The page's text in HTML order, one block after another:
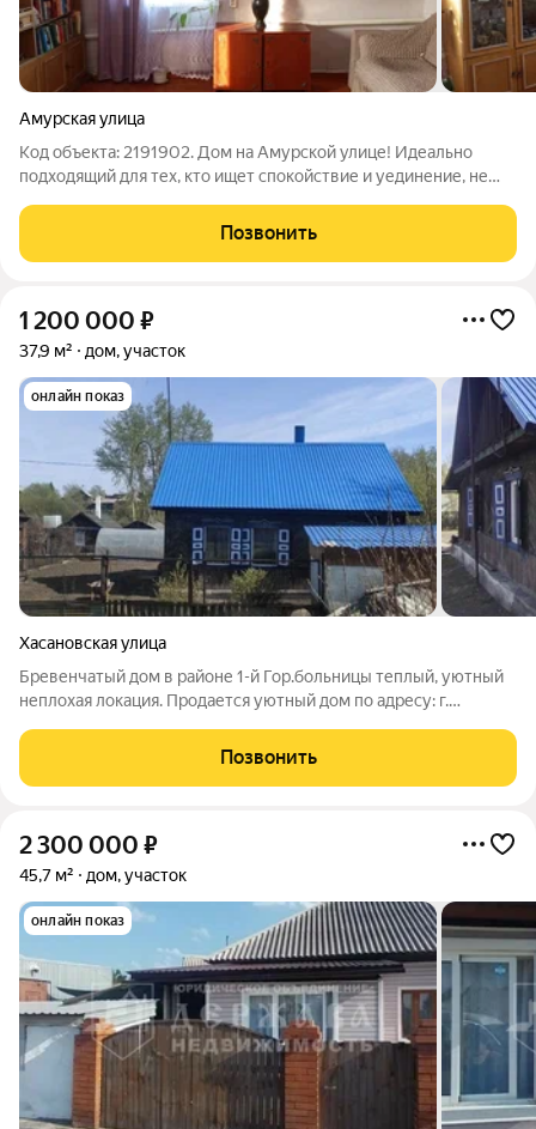
Амурская улица
Код объекта: 2191902. Дом на Амурской улице! Идеально
подходящий для тех, кто ищет спокойствие и уединение, не
составляет 52,6 кв. м, включая три жилые комнаты : 11,9 + 17+
12,5 кв. м, и
Позвонить
1 200 000 ₽
37,9 м² дом, участок
онлайн показ
Хасановская улица
Бревенчатый дом в районе 1-й Гор.больницы теплый, уютный
неплохая локация. Продается уютный дом по адресу: г.
состоянием, крыша новая, что
Позвонить
2 300 000 ₽
45,7 м² дом, участок
онлайн показ